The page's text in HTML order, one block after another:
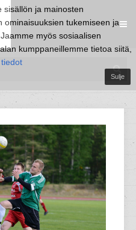
sisällön ja mainosten
ominaisuuksien tukemiseen ja
myös sosiaalisen
kumppaneillemme tietoa siitä,
Sulje